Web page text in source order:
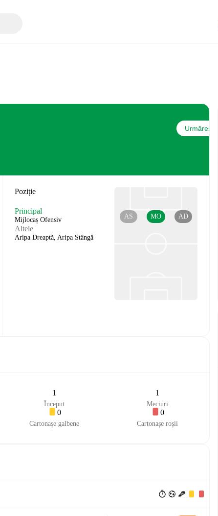
Urmărește
Poziție
Principal
Mijlocaș Ofensiv
Altele
Aripa Dreaptă, Aripa Stângă
MO AD
AS
1
Început
1
Meciuri
0
Cartonașe galbene
0
Cartonașe roșii